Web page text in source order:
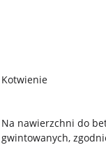
Kotwienie
Na nawierzchni do
gwintowanych,